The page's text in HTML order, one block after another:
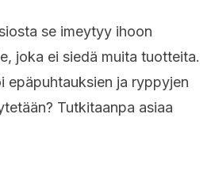
se imeytyy ihoon
joka ei siedä muita tuotteita.
epäpuhtauksien ja ryppyjen
Tutkitaanpa asiaa